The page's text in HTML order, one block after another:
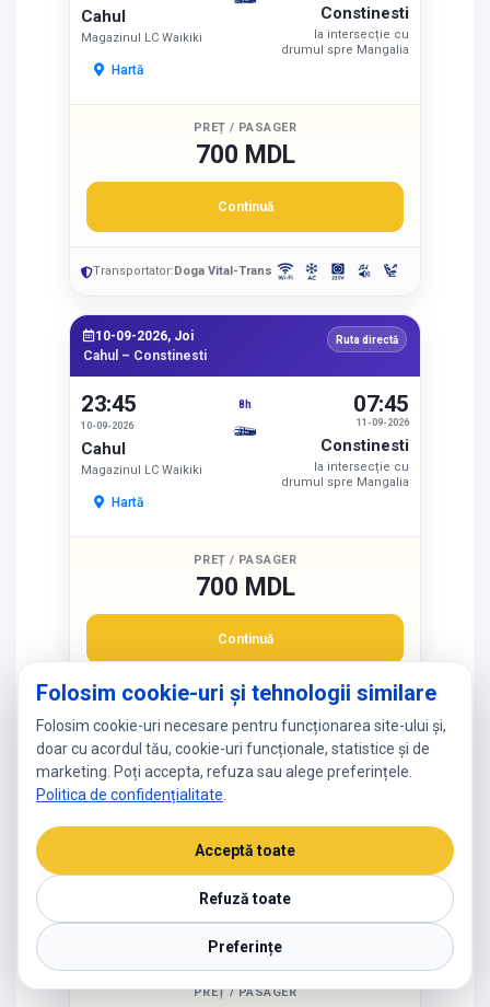
Cahul
Magazinul LC Waikiki
Hartă
Constinesti
la intersecție cu
drumul spre Mangalia
PREȚ / PASAGER
700 MDL
Continuă
Transportator:Doga Vital-Trans
10-09-2026, Joi
Cahul – Constinesti
Ruta directă
23:45
10-09-2026
Cahul
Magazinul LC Waikiki
Hartă
8h
11-09-2026
07:45
Constinesti
la intersecție cu
drumul spre Mangalia
PREȚ / PASAGER
700 MDL
Continuă
Transportator:Doga Vital-Trans
11-09-2026, Vineri
Cahul – Constinesti
Ruta directă
Cahul
Magazinul LC Waikiki
Constinesti
PREȚ / PASAGER
Folosim cookie-uri și tehnologii similare
Folosim cookie-uri necesare pentru funcționarea site-ului și,
doar cu acordul tău, cookie-uri funcționale, statistice și de
marketing. Poți accepta, refuza sau alege preferințele.
Politica de confidențialitate
Acceptă toate
Refuză toate
Preferințe